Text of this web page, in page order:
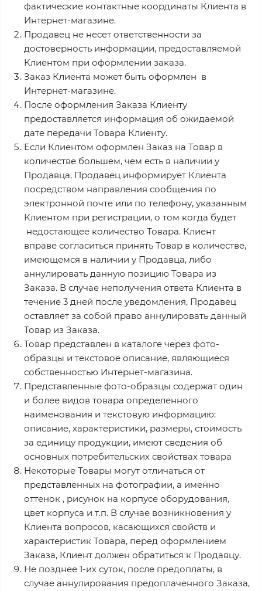
фактические контактные координаты Клиента в
Интернет-магазине.
Продавец не несет ответственности за
достоверность информации, предоставляемой
Клиентом при оформлении заказа.
Заказ Клиента может быть оформлен в
Интернет-магазине.
После оформления Заказа Клиенту
предоставляется информация об ожидаемой
дате передачи Товара Клиенту.
Если Клиентом оформлен Заказ на Товар в
количестве большем, чем есть в наличии у
Продавца, Продавец информирует Клиента
посредством направления сообщения по
электронной почте или по телефону, указанным
Клиентом при регистрации, о том когда будет
недостающее количество Товара. Клиент
вправе согласиться принять Товар в количестве,
имеющемся в наличии у Продавца, либо
аннулировать данную позицию Товара из
Заказа. В случае неполучения ответа Клиента в
течение 3 дней после уведомления, Продавец
оставляет за собой право аннулировать данный
Товар из Заказа.
Товар представлен в каталоге через фото-
образцы и текстовое описание, являющиеся
собственностью Интернет-магазина.
Представленные фото-образцы содержат один
и более видов товара определенного
наименования и текстовую информацию:
описание, характеристики, размеры, стоимость
за единицу продукции, имеют сведения об
основных потребительских свойствах товара
Некоторые Товары могут отличаться от
представленных на фотографии, а именно
оттенок , рисунок на корпусе оборудования,
цвет корпуса и т.п. В случае возникновения у
Клиента вопросов, касающихся свойств и
характеристик Товара, перед оформлением
Заказа, Клиент должен обратиться к Продавцу.
Не позднее 1-их суток, после предоплаты, в
случае аннулирования предоплаченного Заказа,